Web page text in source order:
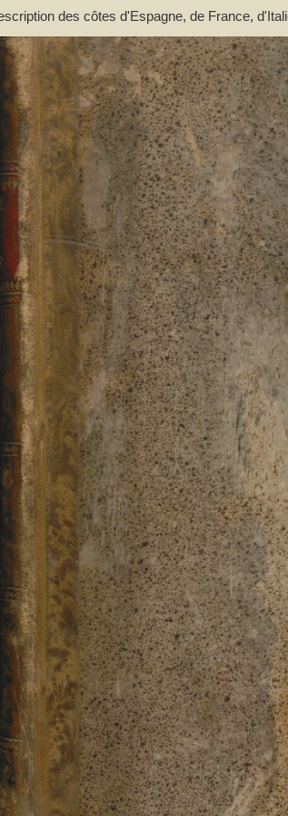
des côtes d'Espagne, de France,
et jusqu'en dehors du détroit de Messine
ou Routier espagnol de Tofino;